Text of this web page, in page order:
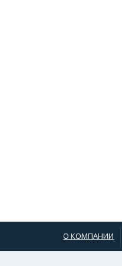
О КОМПАНИИ